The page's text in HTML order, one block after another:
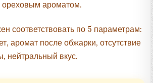
ореховым ароматом.
соответствовать по 5 параметрам:
аромат после обжарки, отсутствие
нейтральный вкус.